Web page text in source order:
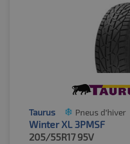
Taurus Pneus d'hiver
Winter XL 3PMSF
205/55R17 95V